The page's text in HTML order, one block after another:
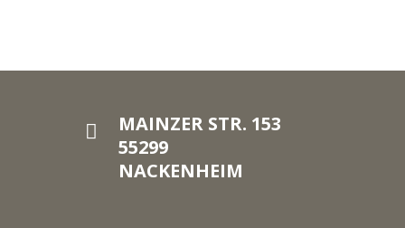
MAINZER STR. 153
55299
NACKENHEIM